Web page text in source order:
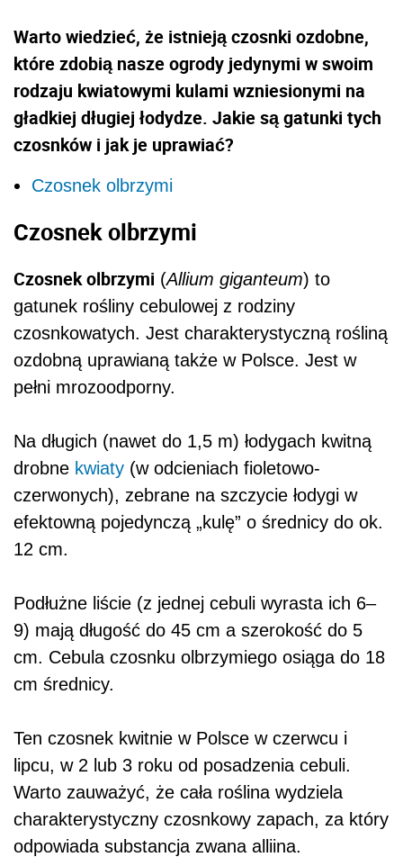
Warto wiedzieć, że istnieją czosnki ozdobne,
które zdobią nasze ogrody jedynymi w swoim
rodzaju kwiatowymi kulami wzniesionymi na
gładkiej długiej łodydze. Jakie są gatunki tych
czosnków i jak je uprawiać?
Czosnek olbrzymi
Czosnek olbrzymi
Czosnek olbrzymi (Allium giganteum) to
gatunek rośliny cebulowej z rodziny
czosnkowatych. Jest charakterystyczną rośliną
ozdobną uprawianą także w Polsce. Jest w
pełni mrozoodporny.
Na długich (nawet do 1,5 m) łodygach kwitną
drobne kwiaty (w odcieniach fioletowo-
czerwonych), zebrane na szczycie łodygi w
efektowną pojedynczą „kulę” o średnicy do ok.
12 cm.
Podłużne liście (z jednej cebuli wyrasta ich 6–
9) mają długość do 45 cm a szerokość do 5
cm. Cebula czosnku olbrzymiego osiąga do 18
cm średnicy.
Ten czosnek kwitnie w Polsce w czerwcu i
lipcu, w 2 lub 3 roku od posadzenia cebuli.
Warto zauważyć, że cała roślina wydziela
charakterystyczny czosnkowy zapach, za który
odpowiada substancja zwana alliina.